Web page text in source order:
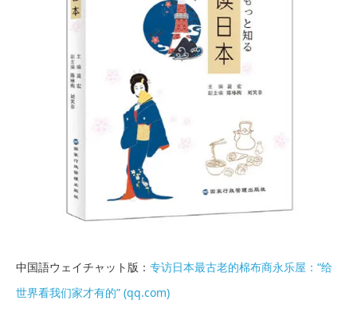
中国語ウェイチャット版： 专访日本最古老的棉布商永乐屋：“给
世界看我们家才有的” (qq.com)